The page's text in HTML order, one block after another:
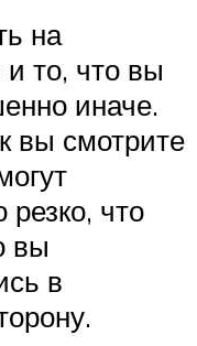
на
то, что вы
иначе.
вы смотрите
резко, что
вы
в